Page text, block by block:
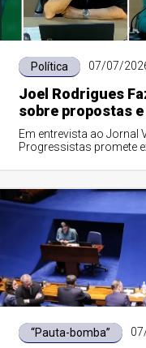
Política 07/07/
Joel Rodrigues
sobre propostas
Em entrevista ao Jornal
Progressistas promete
“Pauta-bomba”